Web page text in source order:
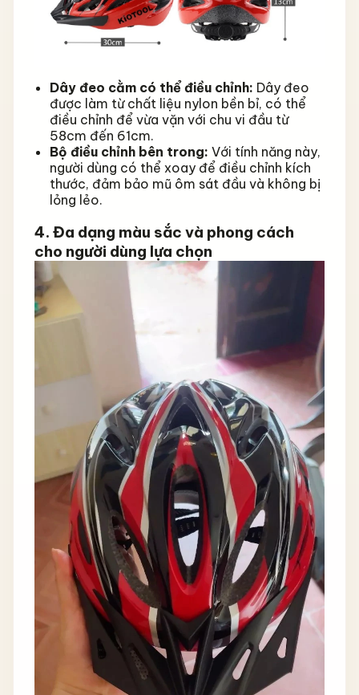
Dây đeo cằm có thể điều chỉnh: Dây đeo
được làm từ chất liệu nylon bền bỉ, có thể
điều chỉnh để vừa vặn với chu vi đầu từ
58cm đến 61cm.
Bộ điều chỉnh bên trong: Với tính năng này,
người dùng có thể xoay để điều chỉnh kích
thước, đảm bảo mũ ôm sát đầu và không bị
lỏng lẻo.
4. Đa dạng màu sắc và phong cách
cho người dùng lựa chọn